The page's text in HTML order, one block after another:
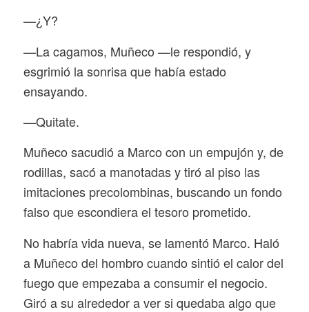
—¿Y?
—La cagamos, Muñeco —le respondió, y
esgrimió la sonrisa que había estado
ensayando.
—Quitate.
Muñeco sacudió a Marco con un empujón y, de
rodillas, sacó a manotadas y tiró al piso las
imitaciones precolombinas, buscando un fondo
falso que escondiera el tesoro prometido.
No habría vida nueva, se lamentó Marco. Haló
a Muñeco del hombro cuando sintió el calor del
fuego que empezaba a consumir el negocio.
Giró a su alrededor a ver si quedaba algo que